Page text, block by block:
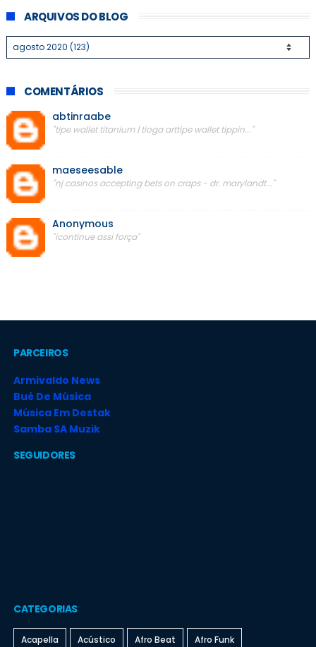
ARQUIVOS DO BLOG
COMENTÁRIOS
abtinraabe
"tipe wallet titanium | tioga arttipe wallet tippin..."
maeseesable
"nj casinos accepting bets on craps - dr. marylandt..."
Anonymous
"icontinue assi força"
PARCEIROS
Armivaldo News
Bué De Música
Música Em Destak
Samba SA Muzik
SEGUIDORES
CATEGORIAS
Acapella Acústico Afro Beat Afro Funk